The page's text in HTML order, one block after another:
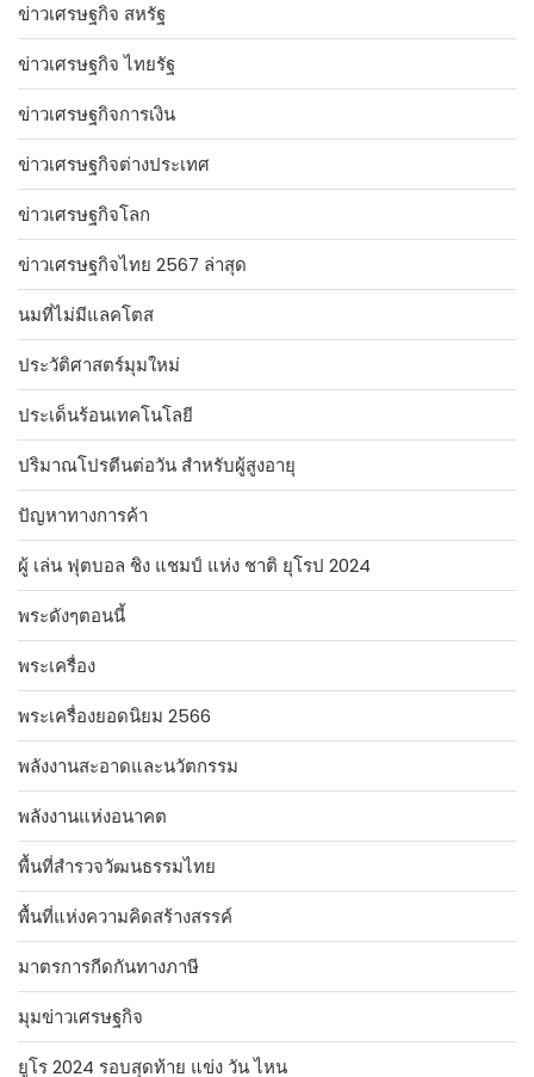
ข่าวเศรษฐกิจ สหรัฐ
ข่าวเศรษฐกิจ ไทยรัฐ
ข่าวเศรษฐกิจการเงิน
ข่าวเศรษฐกิจต่างประเทศ
ข่าวเศรษฐกิจโลก
ข่าวเศรษฐกิจไทย 2567 ล่าสุด
นมที่ไม่มีแลคโตส
ประวัติศาสตร์มุมใหม่
ประเด็นร้อนเทคโนโลยี
ปริมาณโปรตีนต่อวัน สำหรับผู้สูงอายุ
ปัญหาทางการค้า
ผู้ เล่น ฟุตบอล ชิง แชมป์ แห่ง ชาติ ยุโรป 2024
พระดังๆตอนนี้
พระเครื่อง
พระเครื่องยอดนิยม 2566
พลังงานสะอาดและนวัตกรรม
พลังงานแห่งอนาคต
พื้นที่สำรวจวัฒนธรรมไทย
พื้นที่แห่งความคิดสร้างสรรค์
มาตรการกีดกันทางภาษี
มุมข่าวเศรษฐกิจ
ยูโร 2024 รอบสุดท้าย แข่ง วัน ไหน